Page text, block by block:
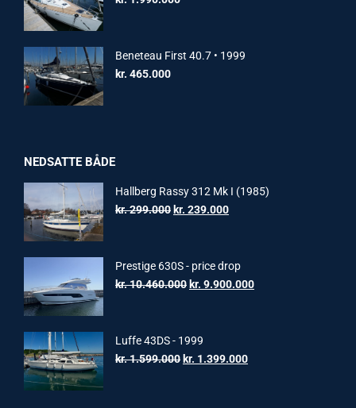
Beneteau First 40.7 • 1999
kr. 465.000
NEDSATTE BÅDE
Hallberg Rassy 312 Mk I (1985)
kr.299.000Original
kr. 299.000.
kr. 239.000Current
kr. 239.000.
Prestige 630S - price drop
kr.10.460.000Original
kr. 10.460.000.
kr. 9.900.000Current
Luffe 43DS - 1999
kr.1.599.000Original
kr. 1.399.000Current